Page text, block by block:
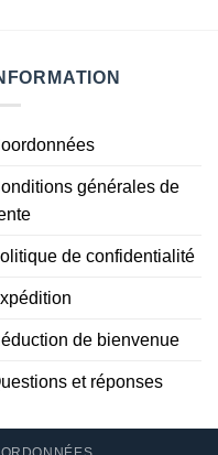
générales de
de confidentialité
de bienvenue
et réponses